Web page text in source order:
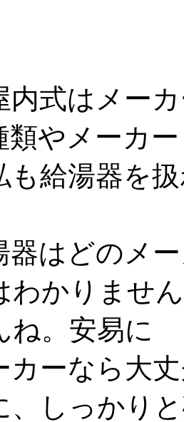
内式はメー
類やメーカ
も給湯器を
器はどのメ
わかりませ
ね。安易に
カーなら大
、しっかり